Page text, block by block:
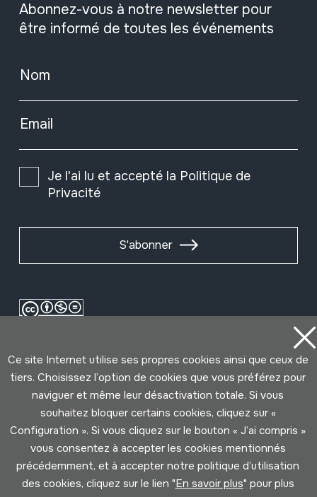
Abonnez-vous à notre newsletter pour
être informé de toutes les événements
Nom
Email
Je l'ai lu et accepté la Politique de
Privacité
S'abonner
Conditions d'Utilisation
Politique de Privacité
Cookies politique
Développé par Lotura
Ce site Internet utilise ses propres cookies ainsi que ceux de
tiers. Choisissez l’option de cookies que vous préférez pour
naviguer et même leur désactivation totale. Si vous
souhaitez bloquer certains cookies, cliquez sur «
Configuration ». Si vous cliquez sur le bouton « J’ai compris »
vous consentez à accepter les cookies mentionnés
précédemment, et à accepter notre politique d’utilisation
des cookies, cliquez sur le lien "En savoir plus" pour plus